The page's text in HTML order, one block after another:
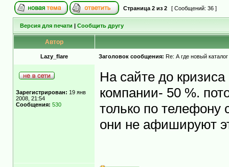
Страница 2 из 2 [ Сообщений: 36 ]
Версия для печати | Сообщить другу
Автор
Lazy_flare Заголовок сообщения: Re: А где новый
Зарегистрирован: 19 янв
2008, 21:54
Сообщения: 530
На сайте до
компании- 50 %.
только по телефону
они не афишируют